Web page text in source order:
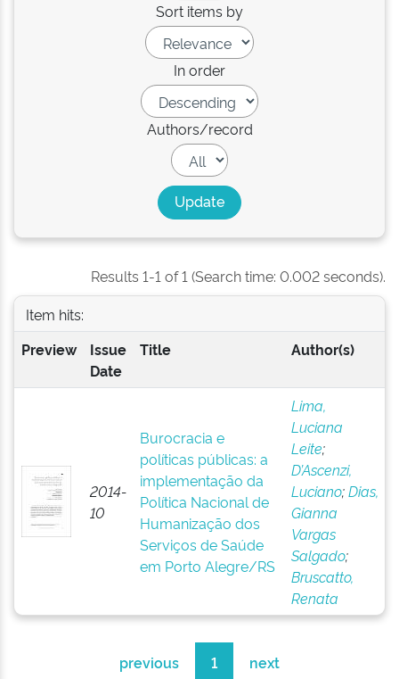
Sort items by
In order
Authors/record
Results 1-1 of 1 (Search time: 0.002 seconds).
Item hits:
Preview
Issue
Date
Title Author(s)
2014-
10
Burocracia e
políticas públicas: a
implementação da
Política Nacional de
Humanização dos
Serviços de Saúde
em Porto Alegre/RS
Lima,
Luciana
Leite;
D’Ascenzi,
Luciano;Dias,
Gianna
Vargas
Salgado;
Bruscatto,
Renata
previous 1 next